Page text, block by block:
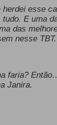
esse
E uma
das
nesse TBT.
faria?
Janira.